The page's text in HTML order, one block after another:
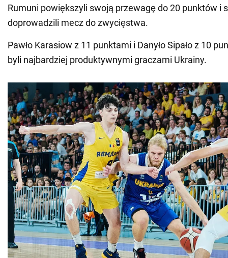
Rumuni powiększyli swoją przewagę do 20 punktów i
doprowadzili mecz do zwycięstwa.
Pawło Karasiow z 11 punktami i Danyło Sipało z 10
byli najbardziej produktywnymi graczami Ukrainy.